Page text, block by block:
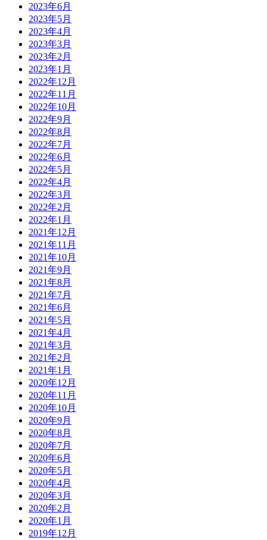
2023年6月
2023年5月
2023年4月
2023年3月
2023年2月
2023年1月
2022年12月
2022年11月
2022年10月
2022年9月
2022年8月
2022年7月
2022年6月
2022年5月
2022年4月
2022年3月
2022年2月
2022年1月
2021年12月
2021年11月
2021年10月
2021年9月
2021年8月
2021年7月
2021年6月
2021年5月
2021年4月
2021年3月
2021年2月
2021年1月
2020年12月
2020年11月
2020年10月
2020年9月
2020年8月
2020年7月
2020年6月
2020年5月
2020年4月
2020年3月
2020年2月
2020年1月
2019年12月